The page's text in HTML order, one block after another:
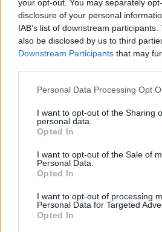
your opt-out. You may separately
disclosure of your personal
IAB’s list of downstream
also be disclosed by us to third
Downstream Participants that may
Please note that this website/app
not limited to your visit or usage
grant or deny consent to Google and
use your data for below specified
consent section.
Personal Data Processing Opt
I want to opt-out of the Sharing
personal data.
Opted In
I want to opt-out of the Sale of
Personal Data.
Opted In
I want to opt-out of processing
Personal Data for Targeted
Opted In
FINANZAS
Cómo la crisis de refino está
Lucía Herrera · 7 Ago 2026